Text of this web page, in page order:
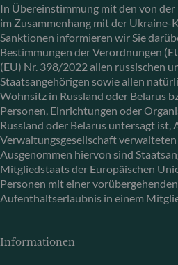
In Übereinstimmung mit den von
im Zusammenhang mit der Ukraine-
Sanktionen informieren wir Sie
Bestimmungen der Verordnungen
(EU) Nr. 398/2022 allen russischen
Staatsangehörigen sowie allen
Wohnsitz in Russland oder Belarus
Personen, Einrichtungen oder
Russland oder Belarus untersagt ist,
Verwaltungsgesellschaft verwalteten
Ausgenommen hiervon sind
Mitgliedstaats der Europäischen
Personen mit einer
Aufenthaltserlaubnis in einem
Informationen